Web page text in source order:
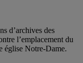
d’archives des
l’emplacement du
église Notre-Dame.